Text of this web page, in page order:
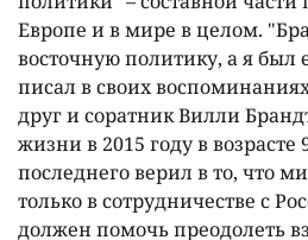
Европе и в мире в целом.
восточную политику, а я был
писал в своих
друг и соратник Вилли
жизни в 2015 году в возрасте
последнего верил в то, что
только в сотрудничестве с
должен помочь преодолеть